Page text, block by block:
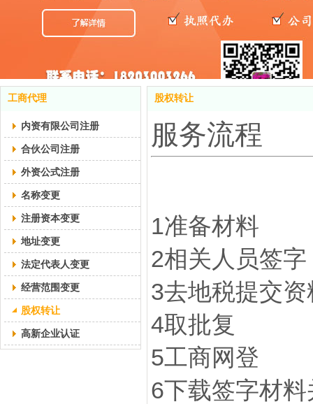
工商代理
内资有限公司注册
合伙公司注册
外资公式注册
名称变更
注册资本变更
地址变更
法定代表人变更
经营范围变更
股权转让
高新企业认证
股权转让
服务流程
1准备材料
2相关人员签字
3去地税提交资
4取批复
5工商网登
6下载签字材